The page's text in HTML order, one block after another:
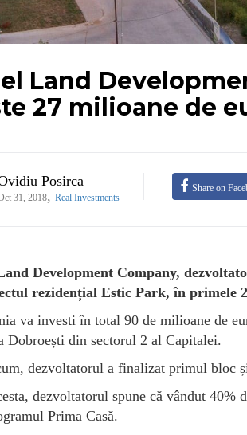
Land
27 milioane de
Posirca
31, 2018, Real Investments
Share on
Development Company,
rezidențial Estic Park, în primele
va investi în total 90 de milioane de
Dobroești din sectorul 2 al Capitalei.
dezvoltatorul a finalizat primul bloc
dezvoltatorul spune că vândut 40%
Prima Casă.